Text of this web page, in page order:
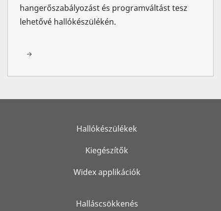
hangerőszabályozást és programváltást tesz
lehetővé hallókészülékén.
Hallókészülékek
Kiegészítők
Widex applikációk
Halláscsökkenés